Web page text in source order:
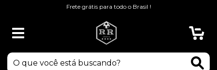
Frete grátis para todo o Brasil !